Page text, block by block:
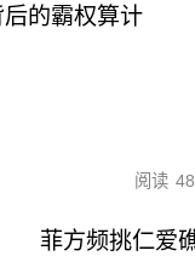
的霸权算计
阅读
菲方频挑仁爱